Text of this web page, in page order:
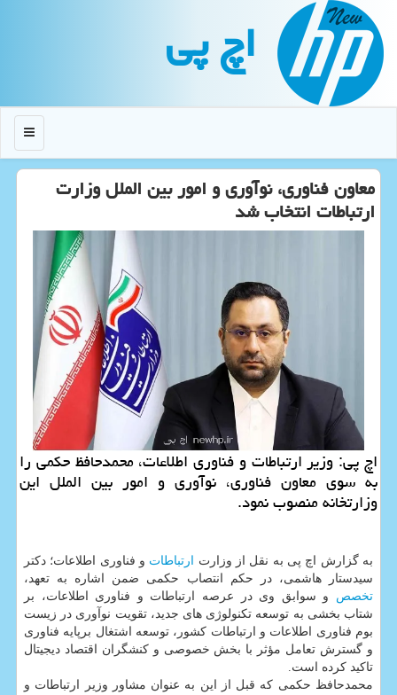
اچ پی
منو
معاون فناوری، نوآوری و امور بین الملل وزارت
ارتباطات انتخاب شد
اچ پی: وزیر ارتباطات و فناوری اطلاعات، محمدحافظ حکمی را
به سوی معاون فناوری، نوآوری و امور بین الملل این
وزارتخانه منصوب نمود.
به گزارش اچ پی به نقل از وزارت ارتباطات و فناوری اطلاعات؛ دکتر
سیدستار هاشمی، در حکم انتصاب حکمی ضمن اشاره به تعهد،
تخصص و سوابق وی در عرصه ارتباطات و فناوری اطلاعات، بر
شتاب بخشی به توسعه تکنولوژی های جدید، تقویت نوآوری در زیست
بوم فناوری اطلاعات و ارتباطات کشور، توسعه اشتغال برپایه فناوری
و گسترش تعامل مؤثر با بخش خصوصی و کنشگران اقتصاد دیجیتال
تاکید کرده است.
محمدحافظ حکمی که قبل از این به عنوان مشاور وزیر ارتباطات و